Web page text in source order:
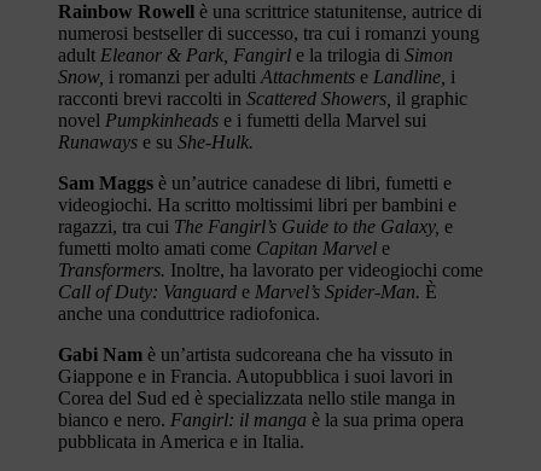
Rainbow Rowell è una scrittrice statunitense, autrice di
numerosi bestseller di successo, tra cui i romanzi young
adult Eleanor & Park, Fangirl e la trilogia di Simon
Snow, i romanzi per adulti Attachments e Landline, i
racconti brevi raccolti in Scattered Showers, il graphic
novel Pumpkinheads e i fumetti della Marvel sui
Runaways e su She-Hulk.
Sam Maggs è un’autrice canadese di libri, fumetti e
videogiochi. Ha scritto moltissimi libri per bambini e
ragazzi, tra cui The Fangirl’s Guide to the Galaxy, e
fumetti molto amati come Capitan Marvel e
Transformers. Inoltre, ha lavorato per videogiochi come
Call of Duty: Vanguard e Marvel’s Spider-Man. È
anche una conduttrice radiofonica.
Gabi Nam è un’artista sudcoreana che ha vissuto in
Giappone e in Francia. Autopubblica i suoi lavori in
Corea del Sud ed è specializzata nello stile manga in
bianco e nero. Fangirl: il manga è la sua prima opera
pubblicata in America e in Italia.